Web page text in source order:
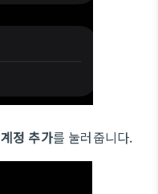
계정 추가를 눌러줍니다.